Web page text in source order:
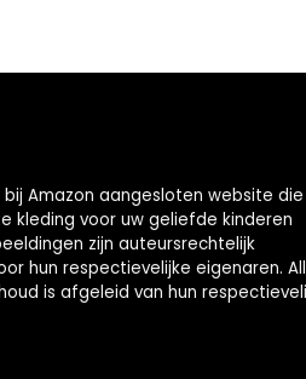
bij Amazon aangesloten website
kleding voor uw geliefde kinderen
zijn auteursrechtelijk
hun respectievelijke eigenaren.
is afgeleid van hun